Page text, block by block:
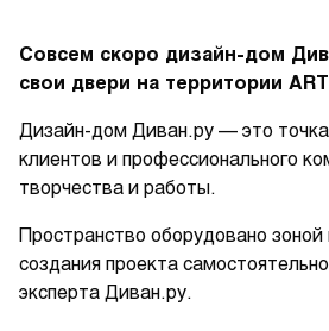
Совсем скоро дизайн-дом
свои двери на территории
Дизайн-дом Диван.ру — это
клиентов и профессионального
творчества и работы.
Пространство оборудовано зоной
создания проекта
эксперта Диван.ру.